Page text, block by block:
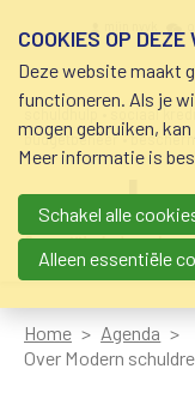
schuldhulp • sociaal
budgetbeheer •
Main navigation
Home
Agenda
Over Modern
COOKIES OP
Deze website maakt
functioneren. Als je
mogen gebruiken,
Meer informatie is
Schakel alle
Alleen essentiële